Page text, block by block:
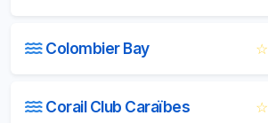
Colombier Bay ☆
Corail Club Caraïbes ☆